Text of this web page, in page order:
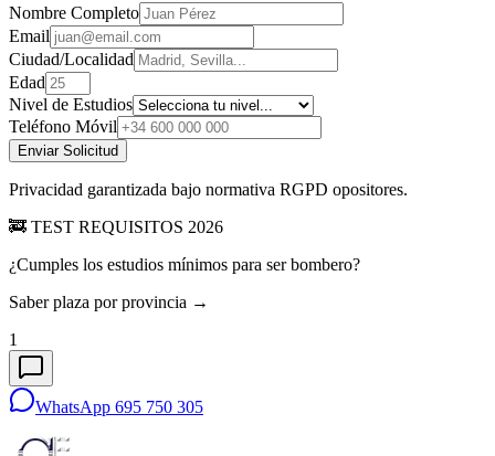
Nombre Completo
Email
Ciudad/Localidad
Edad
Nivel de Estudios
Teléfono Móvil
Enviar Solicitud
Privacidad garantizada bajo normativa RGPD opositores.
🚒 TEST REQUISITOS 2026
¿Cumples los estudios mínimos para ser bombero?
Saber plaza por provincia →
1
WhatsApp 695 750 305